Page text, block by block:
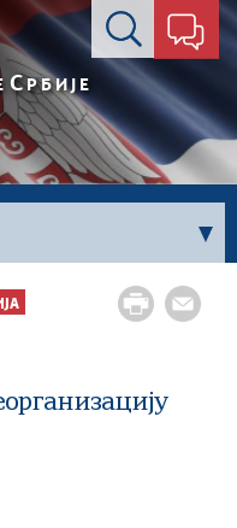
Контакт форма
СРБИЈЕ